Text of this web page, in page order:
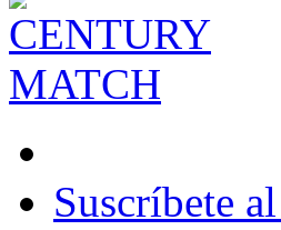
Suscríbete